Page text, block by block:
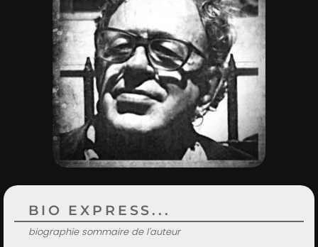
RECHERCHE
LIENS & FESTIVALS
UN POLAR AU HASARD
BIO EXPRESS...
biographie sommaire de l'auteur